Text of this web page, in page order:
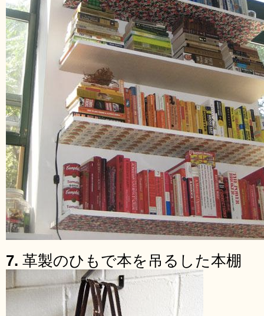
7. 革製のひもで本を吊るした本棚